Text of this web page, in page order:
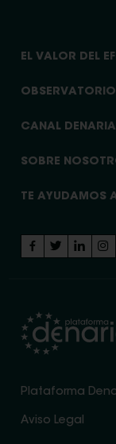
EL VALOR DEL
OBSERVATORIO
CANAL DENARIA
SOBRE
TE AYUDAMOS
Plataforma
Aviso Legal